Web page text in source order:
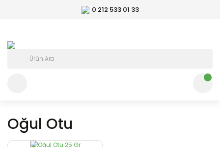
0 212 533 01 33
Oğul Otu